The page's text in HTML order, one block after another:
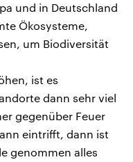
und in Deutschland
Ökosysteme,
um Biodiversität
ist es
dann sehr viel
gegenüber Feuer
eintrifft, dann ist
genommen alles